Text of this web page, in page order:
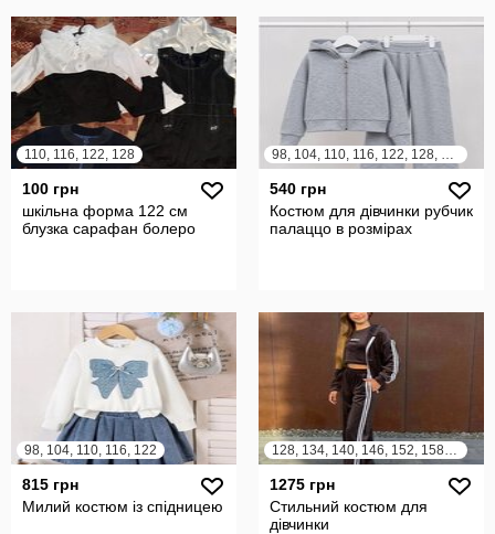
110, 116, 122, 128
100 грн
шкільна форма 122 см
блузка сарафан болеро
98, 104, 110, 116, 122, 128, 134, 140, 146, 152, 158, 164
540 грн
Костюм для дівчинки рубчик
палаццо в розмірах
98, 104, 110, 116, 122
815 грн
Милий костюм із спідницею
128, 134, 140, 146, 152, 158, 164
1275 грн
Стильний костюм для
дівчинки